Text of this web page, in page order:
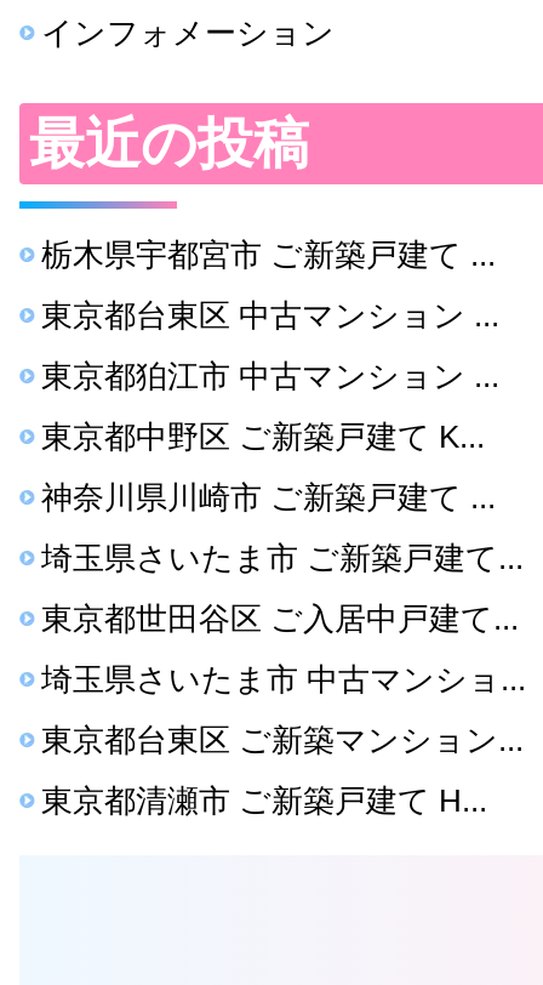
インフォメーション
最近の投稿
栃木県宇都宮市 ご新築戸建て ...
東京都台東区 中古マンション ...
東京都狛江市 中古マンション ...
東京都中野区 ご新築戸建て K...
神奈川県川崎市 ご新築戸建て ...
埼玉県さいたま市 ご新築戸建て...
東京都世田谷区 ご入居中戸建て...
埼玉県さいたま市 中古マンショ...
東京都台東区 ご新築マンション...
東京都清瀬市 ご新築戸建て H...